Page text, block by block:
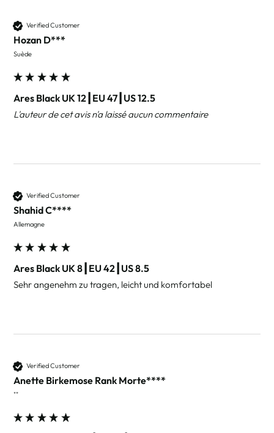
Verified Customer
Hozan D***
Suède
Ares Black UK 12┃EU 47┃US 12.5
L'auteur de cet avis n'a laissé aucun commentaire
Verified Customer
Shahid C****
Allemagne
Ares Black UK 8┃EU 42┃US 8.5
Sehr angenehm zu tragen, leicht und komfortabel
Verified Customer
Anette Birkemose Rank Morte****
""